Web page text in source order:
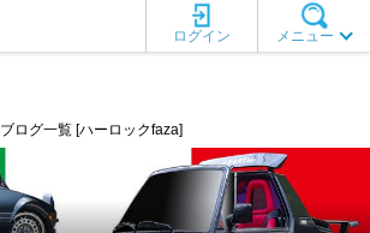
メニュー
ログイン
ブログ一覧 [ハーロックfaza]